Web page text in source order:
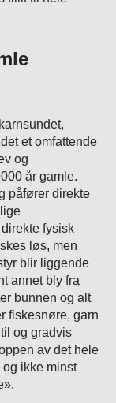
et omfattende
og
år gamle.
påfører direkte
fysisk
løs, men
blir liggende
annet bly fra
bunnen og alt
fiskesnøre, garn
og gradvis
av det hele
og ikke minst